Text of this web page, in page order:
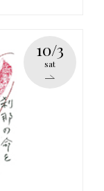
10/3
sat